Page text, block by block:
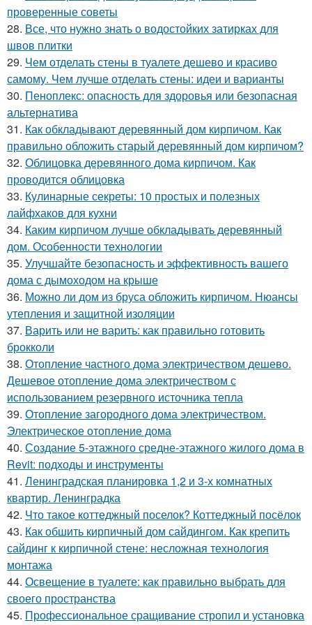
проверенные советы
28. Все, что нужно знать о водостойких затирках для
швов плитки
29. Чем отделать стены в туалете дешево и красиво
самому. Чем лучше отделать стены: идеи и варианты
30. Пеноплекс: опасность для здоровья или безопасная
альтернатива
31. Как обкладывают деревянный дом кирпичом. Как
правильно обложить старый деревянный дом кирпичом?
32. Облицовка деревянного дома кирпичом. Как
проводится облицовка
33. Кулинарные секреты: 10 простых и полезных
лайфхаков для кухни
34. Каким кирпичом лучше обкладывать деревянный
дом. Особенности технологии
35. Улучшайте безопасность и эффективность вашего
дома с дымоходом на крыше
36. Можно ли дом из бруса обложить кирпичом. Нюансы
утепления и защитной изоляции
37. Варить или не варить: как правильно готовить
брокколи
38. Отопление частного дома электричеством дешево.
Дешевое отопление дома электричеством с
использованием резервного источника тепла
39. Отопление загородного дома электричеством.
Электрическое отопление дома
40. Создание 5-этажного средне-этажного жилого дома в
Revit: подходы и инструменты
41. Ленинградская планировка 1,2 и 3-х комнатных
квартир. Ленинградка
42. Что такое коттеджный поселок? Коттеджный посёлок
43. Как обшить кирпичный дом сайдингом. Как крепить
сайдинг к кирпичной стене: несложная технология
монтажа
44. Освещение в туалете: как правильно выбрать для
своего пространства
45. Профессиональное сращивание стропил и установка